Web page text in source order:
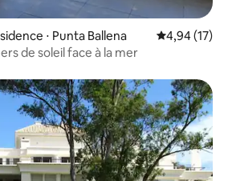
⋅ Punta Ballena Évaluation
4,94 (17)
de soleil face à la mer